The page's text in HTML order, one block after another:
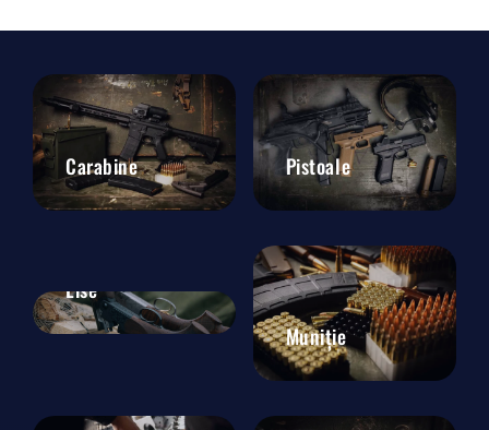
Carabine Pistoale
Lise
Muniție